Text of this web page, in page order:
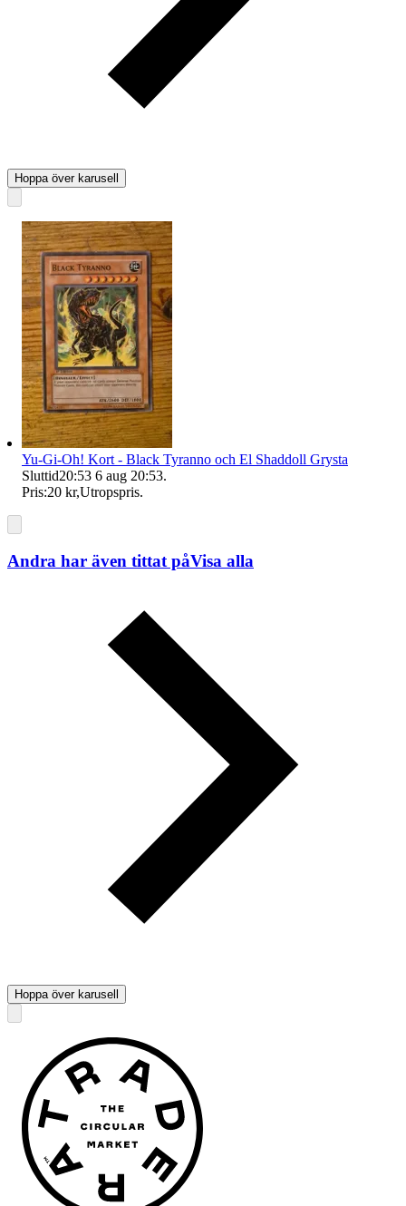
Hoppa över karusell
Yu-Gi-Oh! Kort - Black Tyranno och El Shaddoll Grysta
Sluttid20:53 6 aug 20:53.
Pris:20 kr,Utropspris.
Andra har även tittat påVisa alla
Hoppa över karusell